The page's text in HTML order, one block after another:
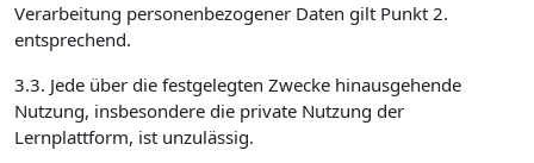
Verarbeitung personenbezogener Daten gilt Punkt 2.
entsprechend.
3.3. Jede über die festgelegten Zwecke hinausgehende
Nutzung, insbesondere die private Nutzung der
Lernplattform, ist unzulässig.